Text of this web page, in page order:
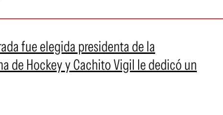
fue elegida presidenta de la
de Hockey y Cachito Vigil le dedicó un